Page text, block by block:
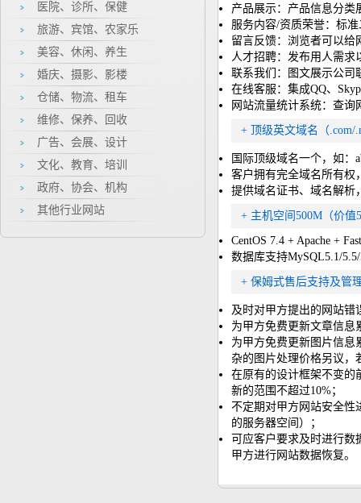
医院、诊所、保健
旅游、宾馆、农家乐
美容、休闲、养生
婚庆、摄影、影楼
仓储、物流、租车
维修、保养、回收
广告、会展、设计
文化、教育、培训
政府、协会、机构
其他行业网站
产品展示：产品信息分类
服务内容/资质荣誉：标
留言反馈：浏览者可以给
人才招聘：发布用人需求
联系我们：图文展示公司
在线客服：集成QQ、
网站流量统计系统：查询
+ 顶级英文域名（.com/
国际顶级域名一个，如：
客户拥有完全域名所有权
提供域名证书、域名解析
+ 主机空间500M（价值
CentOS 7.4 + Apache +
数据库支持MySQL5.1/
+ 保姆式售后支持及管
及时对甲方提出的网站错
为甲方免费更新文章信息
为甲方免费更新图片信息
杂的图片处理价格另议，
在原有的设计框架不变的
新的范围不超过10%；
不定期对甲方网站安全性
的服务器空间）；
可应客户要求及时进行数
甲方进行网站数据恢复。